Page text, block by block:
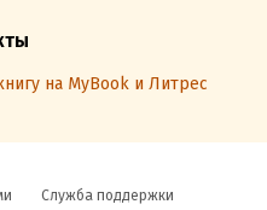
на MyBook и Литрес
Служба поддержки